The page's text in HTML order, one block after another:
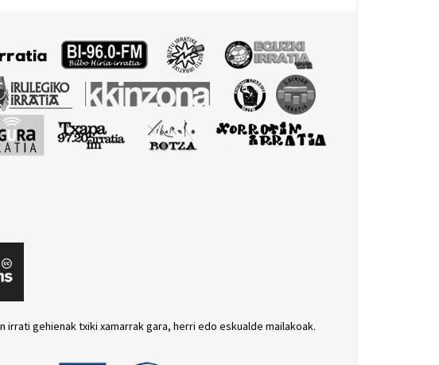
gehienak txiki xamarrak gara, herri edo eskualde mailakoak.